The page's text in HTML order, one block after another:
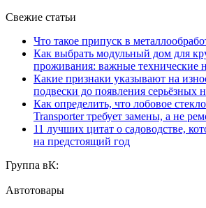
Свежие статьи
Что такое припуск в
Как выбрать модульный дом для
проживания: важные технические
Какие признаки указывают на
подвески до появления серьёзных
Как определить, что лобовое
Transporter требует замены, а не
11 лучших цитат о садоводстве,
на предстоящий год
Группа вК:
Автотовары